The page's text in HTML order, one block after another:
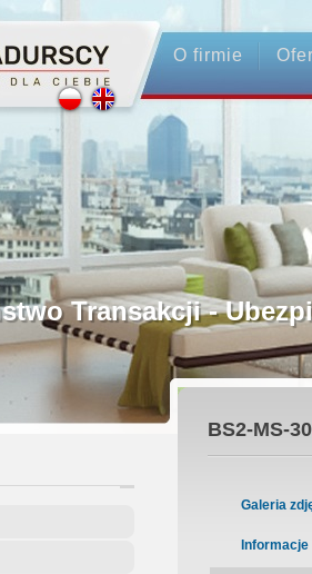
O firmie
Pośrednictwo
Transakcji -
Pośrednicy
Zwrotu Zadatku
Umowa
BS2-MS-
Galeria
Informacje